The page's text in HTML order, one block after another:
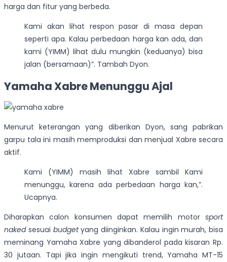
harga dan fitur yang berbeda.
Kami akan lihat respon pasar di masa depan
seperti apa. Kalau perbedaan harga kan ada, dan
kami (YIMM) lihat dulu mungkin (keduanya) bisa
jalan (bersamaan)”. Tambah Dyon.
Yamaha Xabre Menunggu Ajal
Menurut keterangan yang diberikan Dyon, sang pabrikan
garpu tala ini masih memproduksi dan menjual Xabre secara
aktif.
Kami (YIMM) masih lihat Xabre sambil Kami
menunggu, karena ada perbedaan harga kan,”.
Ucapnya.
Diharapkan calon konsumen dapat memilih motor sport
naked sesuai budgetyang diinginkan. Kalau ingin murah, bisa
meminang Yamaha Xabre yang dibanderol pada kisaran Rp.
30 jutaan. Tapi jika ingin mengikuti trend, Yamaha MT-15